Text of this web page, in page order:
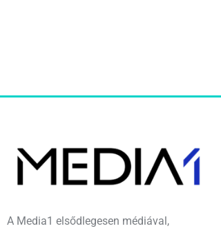
A Media1 elsődlegesen médiával,